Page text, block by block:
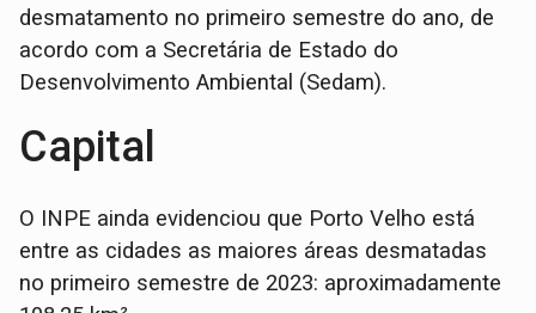
desmatamento no primeiro semestre do ano, de
acordo com a Secretária de Estado do
Desenvolvimento Ambiental (Sedam).
Capital
O INPE ainda evidenciou que Porto Velho está
entre as cidades as maiores áreas desmatadas
no primeiro semestre de 2023: aproximadamente